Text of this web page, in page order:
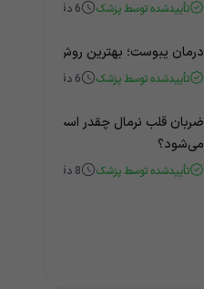
تأییدشده توسط پزشک 6 دقیقه
درمان یبوست؛ بهترین روش‌های
تأییدشده توسط پزشک 6 دقیقه
ضربان قلب نرمال چقدر است؟ چه
می‌شود؟
تأییدشده توسط پزشک 8 دقیقه